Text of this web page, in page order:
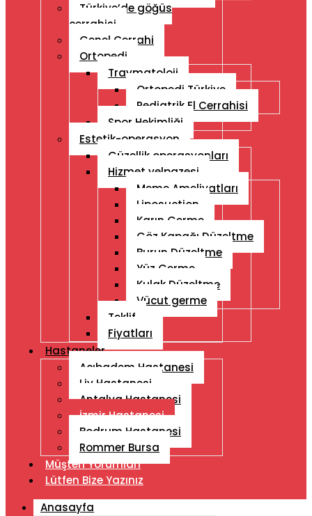
Türkiye’de göğüs
cerrahisi
Genel Cerrahi
Ortopedi
Travmatoloji
Ortopedi Türkiye
Pediatrik El Cerrahisi
Spor Hekimliği
Estetik-operasyon
Güzellik operasyonları
Hizmet yelpazesi
Meme Ameliyatları
Liposuction
Karın Germe
Göz Kapağı Düzeltme
Burun Düzeltme
Yüz Germe
Kulak Düzeltme
Vücut germe
Teklif
Fiyatları
Hastaneler
Acıbadem Hastanesi
Liv Hastanesi
Antalya Hastanesi
İzmir Hastanesi
Bodrum Hastanesi
Rommer Bursa
Müşteri Yorumları
Lütfen Bize Yazınız
Anasayfa